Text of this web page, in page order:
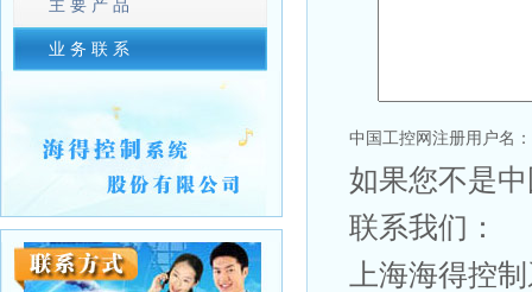
主 要 产 品
业 务 联 系
中国工控网注册用户名：
如果您不是
联系我们：
上海海得控